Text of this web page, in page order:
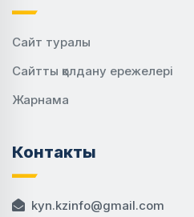
Сайт туралы
Сайтты қолдану ережелері
Жарнама
Контакты
kyn.kzinfo@gmail.com